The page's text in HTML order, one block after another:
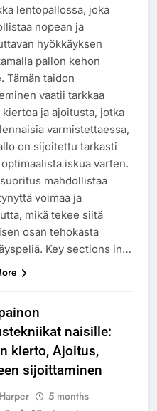
lentopallossa, joka
nopean ja
hyökkäyksen
pallon kehon
Tämän taidon
vaatii tarkkaa
kiertoa ja ajoitusta, jotka
varmistettaessa,
on sijoitettu tarkasti
iskua varten.
mahdollistaa
voimaa ja
mikä tekee siitä
osan tehokasta
Key sections in…
naisille:
kierto, Ajoitus,
sijoittaminen
5 months